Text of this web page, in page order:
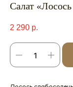
Салат
2 290 р.